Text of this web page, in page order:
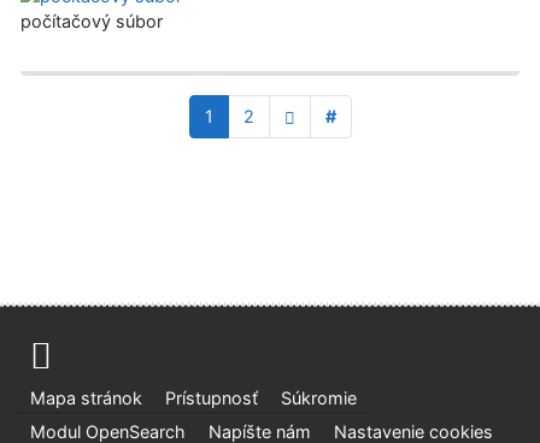
počítačový súbor
1 2 #
Mapa stránok Prístupnosť
Súkromie
Modul OpenSearch
Napíšte nám Nastavenie cookies